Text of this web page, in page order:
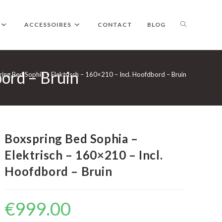
ACCESSOIRES CONTACT BLOG TOGGLE
WEBSITE
– Bruin
Bed Sophia – Elektrisch – 160×210 – Incl. Hoofdbord – Bruin
Boxspring Bed Sophia –
Elektrisch – 160×210 – Incl.
Hoofdbord – Bruin
€999.00